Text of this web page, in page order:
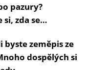
pazury?
si, zda se
byste zeměpis ze
dospělých si